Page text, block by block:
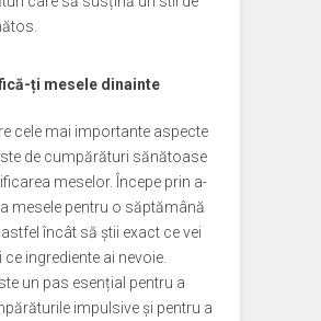
ți mesele dinainte
cele mai importante aspecte
de cumpărături sănătoase
meselor. Începe prin a-
mesele pentru o săptămână
încât să știi exact ce vei
ingrediente ai nevoie.
un pas esențial pentru a
impulsive și pentru a